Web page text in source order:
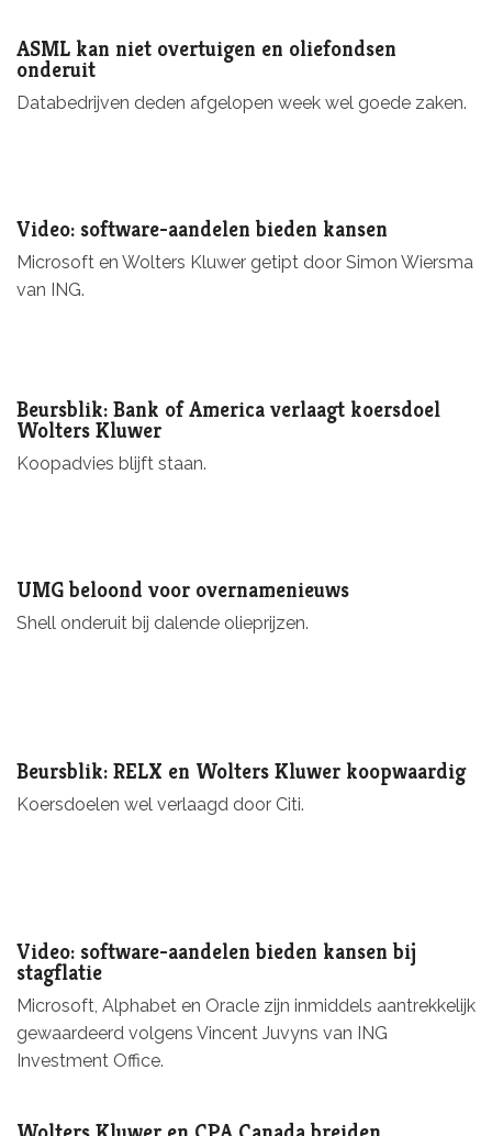
ASML kan niet overtuigen en oliefondsen
onderuit
Databedrijven deden afgelopen week wel goede zaken.
Video: software-aandelen bieden kansen
Microsoft en Wolters Kluwer getipt door Simon Wiersma
van ING.
Beursblik: Bank of America verlaagt koersdoel
Wolters Kluwer
Koopadvies blijft staan.
UMG beloond voor overnamenieuws
Shell onderuit bij dalende olieprijzen.
Beursblik: RELX en Wolters Kluwer koopwaardig
Koersdoelen wel verlaagd door Citi.
Video: software-aandelen bieden kansen bij
stagflatie
Microsoft, Alphabet en Oracle zijn inmiddels aantrekkelijk
gewaardeerd volgens Vincent Juvyns van ING
Investment Office.